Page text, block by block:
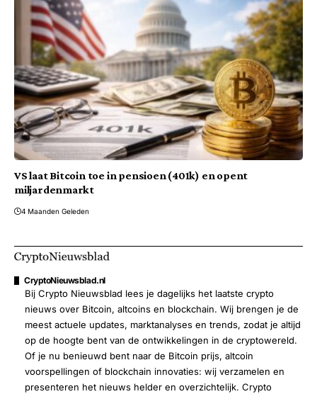
VS laat Bitcoin toe in pensioen (401k) en opent
miljardenmarkt
4 Maanden Geleden
CryptoNieuwsblad.nl
Bij Crypto Nieuwsblad lees je dagelijks het laatste crypto
nieuws over Bitcoin, altcoins en blockchain. Wij brengen je de
meest actuele updates, marktanalyses en trends, zodat je altijd
op de hoogte bent van de ontwikkelingen in de cryptowereld.
Of je nu benieuwd bent naar de Bitcoin prijs, altcoin
voorspellingen of blockchain innovaties: wij verzamelen en
presenteren het nieuws helder en overzichtelijk. Crypto